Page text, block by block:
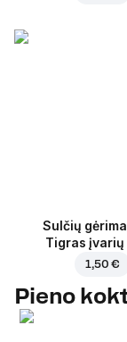
Sulčių
Tigras įvarių
1,50 €
Pieno